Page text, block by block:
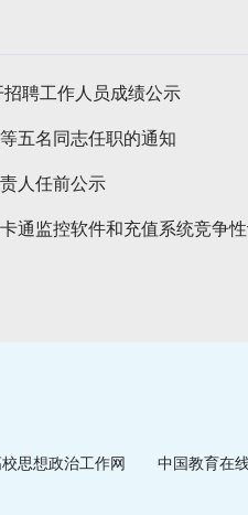
聘工作人员成绩公示
五名同志任职的通知
人任前公示
通监控软件和充值系统竞争
思想政治工作网
中国教育在